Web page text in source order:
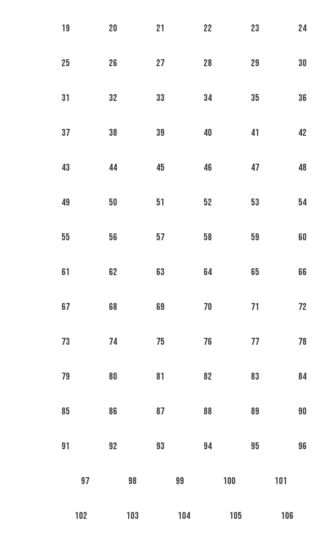
19 20 21 22 23 24
25 26 27 28 29 30
31 32 33 34 35 36
37 38 39 40 41 42
43 44 45 46 47 48
49 50 51 52 53 54
55 56 57 58 59 60
61 62 63 64 65 66
67 68 69 70 71 72
73 74 75 76 77 78
79 80 81 82 83 84
85 86 87 88 89 90
91 92 93 94 95 96
97 98 99 100 101
102 103 104 105 106